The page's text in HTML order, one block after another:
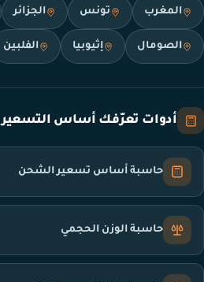
المغرب تونس الجزائر
الصومال إثيوبيا الفلبين
أدوات تعرّفك أساس التسعير
حاسبة أساس تسعير الشحن
حاسبة الوزن الحجمي